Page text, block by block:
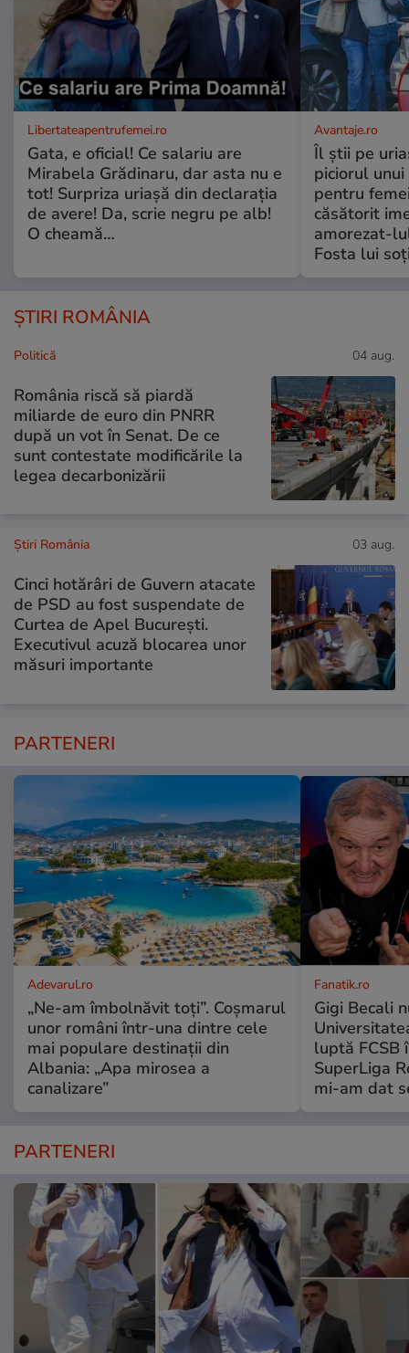
Libertateapentrufemei.ro
Gata, e oficial! Ce salariu are
Mirabela Grădinaru, dar asta nu e
tot! Surpriza uriașă din declarația
de avere! Da, scrie negru pe alb!
O cheamă…
Avantaje.ro
Îl știi pe
piciorul
pentru
căsătorit
amorezat-
Fosta lui
ȘTIRI ROMÂNIA
Politică 04 aug.
România riscă să piardă
miliarde de euro din PNRR
după un vot în Senat. De ce
sunt contestate modificările la
legea decarbonizării
Știri România 03 aug.
Cinci hotărâri de Guvern atacate
de PSD au fost suspendate de
Curtea de Apel București.
Executivul acuză blocarea unor
măsuri importante
PARTENERI
Adevarul.ro
„Ne-am îmbolnăvit toți”. Coșmarul
unor români într-una dintre cele
mai populare destinații din
Albania: „Apa mirosea a
canalizare”
Fanatik.ro
Gigi Becali
luptă FCSB
SuperLiga
mi-am dat
PARTENERI